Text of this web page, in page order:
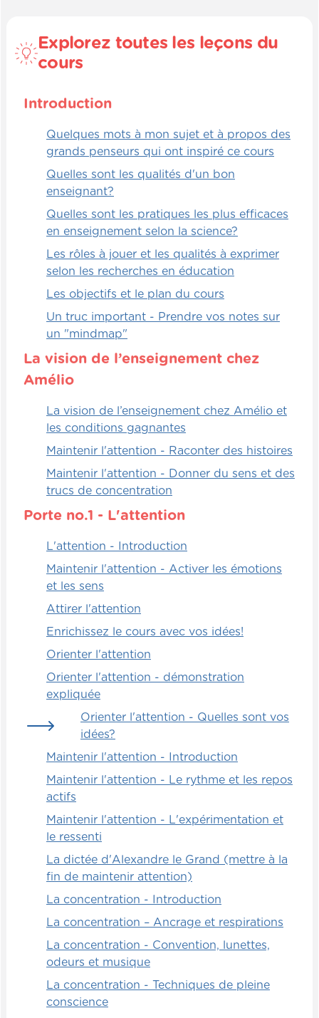
Explorez toutes les leçons du
cours
Introduction
Quelques mots à mon sujet et à propos des
grands penseurs qui ont inspiré ce cours
Quelles sont les qualités d'un bon
enseignant?
Quelles sont les pratiques les plus efficaces
en enseignement selon la science?
Les rôles à jouer et les qualités à exprimer
selon les recherches en éducation
Les objectifs et le plan du cours
Un truc important - Prendre vos notes sur
un "mindmap"
La vision de l’enseignement chez
Amélio
La vision de l’enseignement chez Amélio et
les conditions gagnantes
Maintenir l'attention - Raconter des histoires
Maintenir l'attention - Donner du sens et des
trucs de concentration
Porte no.1 - L'attention
L'attention - Introduction
Maintenir l'attention - Activer les émotions
et les sens
Attirer l'attention
Enrichissez le cours avec vos idées!
Orienter l'attention
Orienter l'attention - démonstration
expliquée
Orienter l'attention - Quelles sont vos
idées?
Maintenir l'attention - Introduction
Maintenir l'attention - Le rythme et les repos
actifs
Maintenir l'attention - L'expérimentation et
le ressenti
La dictée d'Alexandre le Grand (mettre à la
fin de maintenir attention)
La concentration - Introduction
La concentration – Ancrage et respirations
La concentration - Convention, lunettes,
odeurs et musique
La concentration - Techniques de pleine
conscience